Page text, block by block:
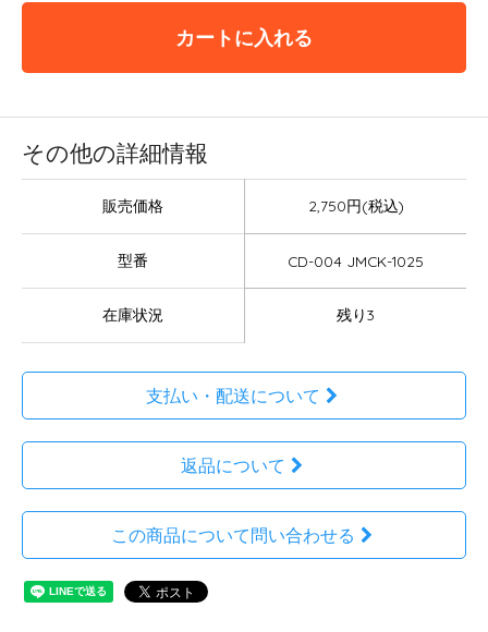
カートに入れる
その他の詳細情報
販売価格 2,750円(税込)
型番 CD-004 JMCK-1025
在庫状況 残り3
支払い・配送について
返品について
この商品について問い合わせる